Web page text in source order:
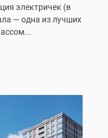
электричек (в
— одна из лучших